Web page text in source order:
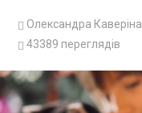
Олександра Каверіна
43389 переглядів